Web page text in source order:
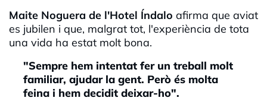
Maite Noguera de l'Hotel Índalo afirma que aviat
es jubilen i que, malgrat tot, l'experiència de tota
una vida ha estat molt bona.
"Sempre hem intentat fer un treball molt
familiar, ajudar la gent. Però és molta
feina i hem decidit deixar-ho".